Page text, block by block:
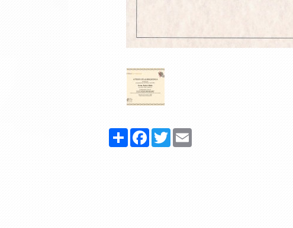
Share FacebookTwitter